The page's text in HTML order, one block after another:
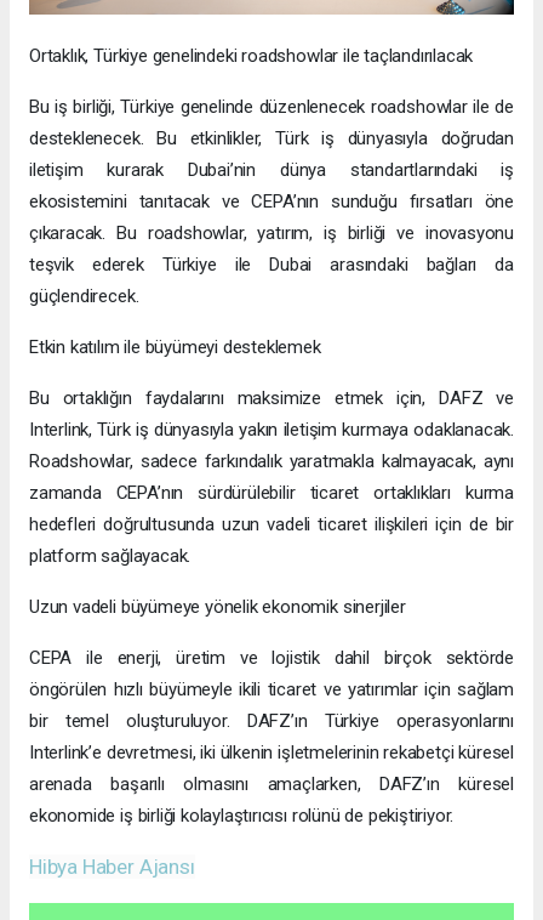
Ortaklık, Türkiye genelindeki roadshowlar ile taçlandırılacak
Bu iş birliği, Türkiye genelinde düzenlenecek roadshowlar ile de
desteklenecek. Bu etkinlikler, Türk iş dünyasıyla doğrudan
iletişim kurarak Dubai’nin dünya standartlarındaki iş
ekosistemini tanıtacak ve CEPA’nın sunduğu fırsatları öne
çıkaracak. Bu roadshowlar, yatırım, iş birliği ve inovasyonu
teşvik ederek Türkiye ile Dubai arasındaki bağları da
güçlendirecek.
Etkin katılım ile büyümeyi desteklemek
Bu ortaklığın faydalarını maksimize etmek için, DAFZ ve
Interlink, Türk iş dünyasıyla yakın iletişim kurmaya odaklanacak.
Roadshowlar, sadece farkındalık yaratmakla kalmayacak, aynı
zamanda CEPA’nın sürdürülebilir ticaret ortaklıkları kurma
hedefleri doğrultusunda uzun vadeli ticaret ilişkileri için de bir
platform sağlayacak.
Uzun vadeli büyümeye yönelik ekonomik sinerjiler
CEPA ile enerji, üretim ve lojistik dahil birçok sektörde
öngörülen hızlı büyümeyle ikili ticaret ve yatırımlar için sağlam
bir temel oluşturuluyor. DAFZ’ın Türkiye operasyonlarını
Interlink’e devretmesi, iki ülkenin işletmelerinin rekabetçi küresel
arenada başarılı olmasını amaçlarken, DAFZ’ın küresel
ekonomide iş birliği kolaylaştırıcısı rolünü de pekiştiriyor.
Hibya Haber Ajansı